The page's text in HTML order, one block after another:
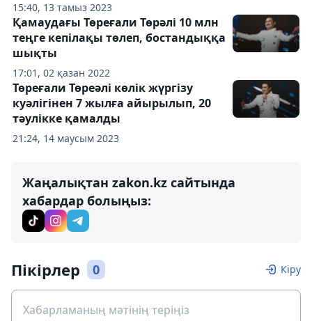
15:40, 13 тамыз 2023
17:01, 02 қазан 2022
Қамаудағы Төреғали Төрәлі 10 млн
теңге кепілақы төлеп, бостандыққа
шықты
21:24, 14 маусым 2023
Төреғали Төреәлі көлік жүргізу
куәлігінен 7 жылға айырылып, 20
тәулікке қамалды
Жаңалықтан zakon.kz сайтында
хабардар болыңыз:
Пікірлер 0 Кіру